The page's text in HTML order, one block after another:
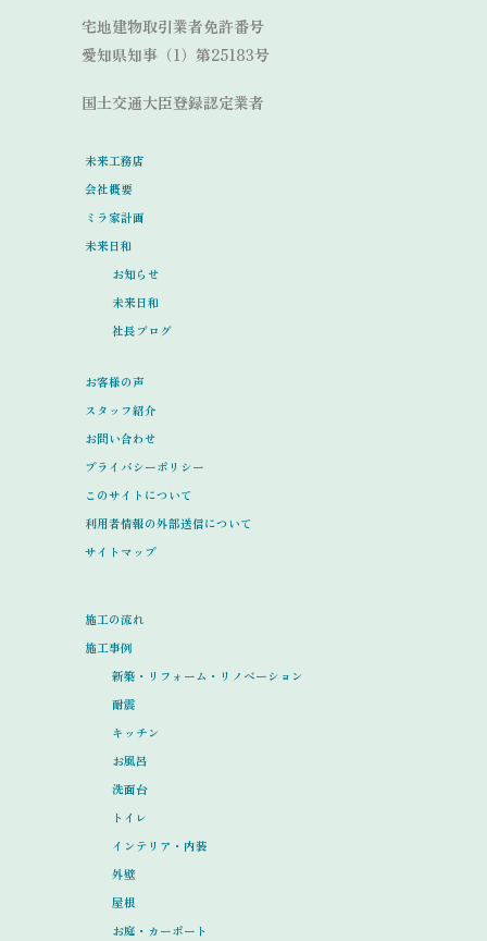
宅地建物取引業者免許番号
愛知県知事（1）第25183号
国土交通大臣登録認定業者
未来工務店
会社概要
ミラ家計画
未来日和
お知らせ
未来日和
社長ブログ
お客様の声
スタッフ紹介
お問い合わせ
プライバシーポリシー
このサイトについて
利用者情報の外部送信について
サイトマップ
施工の流れ
施工事例
新築・リフォーム・リノベーション
耐震
キッチン
お風呂
洗面台
トイレ
インテリア・内装
外壁
屋根
お庭・カーポート